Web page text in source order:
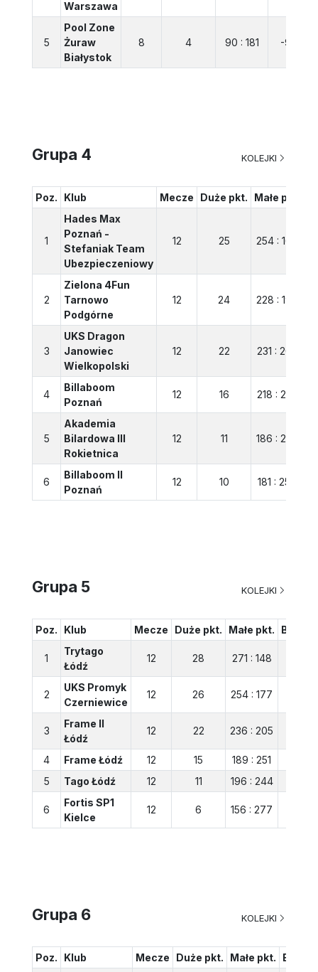
Warszawa
5
Pool Zone
Żuraw
Białystok
8 4 90 : 181 -91
Grupa 4 KOLEJKI
Poz. Klub Mecze Duże pkt. Małe pkt.
1
Hades Max
Poznań -
Stefaniak Team
Ubezpieczeniowy
12 25 254 : 168
2
Zielona 4Fun
Tarnowo
Podgórne
12 24 228 : 196
3
UKS Dragon
Janowiec
Wielkopolski
12 22 231 : 206
4
Billaboom
Poznań
12 16 218 : 225
5
Akademia
Bilardowa III
Rokietnica
12 11 186 : 244
6
Billaboom II
Poznań
12 10 181 : 259
Grupa 5 KOLEJKI
Poz. Klub Mecze Duże pkt. Małe pkt. Bilans
1
Trytago
Łódź
12 28 271 : 148
2
UKS Promyk
Czerniewice
12 26 254 : 177
3
Frame II
Łódź
12 22 236 : 205
4 Frame Łódź 12 15 189 : 251
5
Tago Łódź 12 11 196 : 244
6
Fortis SP1
Kielce
12 6 156 : 277
Grupa 6 KOLEJKI
Poz. Klub Mecze Duże pkt. Małe pkt. Bilans